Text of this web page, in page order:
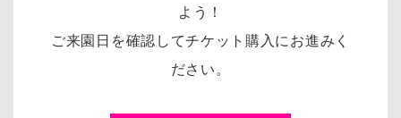
よう！
ご来園日を確認してチケット購入にお進みく
ださい。